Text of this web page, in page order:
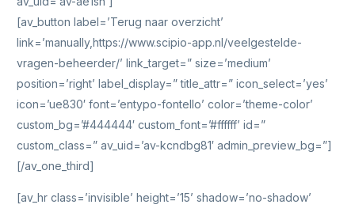
[av_button label=’Terug naar overzicht’
link=’manually,https://www.scipio-app.nl/veelgestelde-
vragen-beheerder/’ link_target=” size=’medium’
position=’right’ label_display=” title_attr=” icon_select=’yes’
icon=’ue830′ font=’entypo-fontello’ color=’theme-color’
custom_bg=’#444444′ custom_font=’#ffffff’ id=”
custom_class=” av_uid=’av-kcndbg81′ admin_preview_bg=”]
[/av_one_third]
[av_hr class=’invisible’ height=’15’ shadow=’no-shadow’